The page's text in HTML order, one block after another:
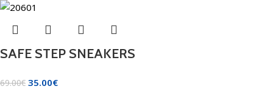
SAFE STEP SNEAKERS
69.00€ 35.00€